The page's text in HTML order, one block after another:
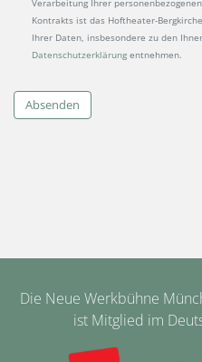
Verarbeitung Ihrer
Kontrakts ist das Hoftheater-
Ihrer Daten, insbesondere zu den
Datenschutzerklärung entnehmen.
Absenden
Die Neue Werkbühne
ist Mitglied im